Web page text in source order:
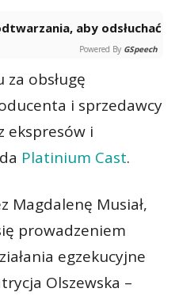
Powered By GSpeech
obsługę
i sprzedawcy
ekspresów i
Platinium Cast.
Magdalenę Musiał,
prowadzeniem
egzekucyjne
Olszewska –